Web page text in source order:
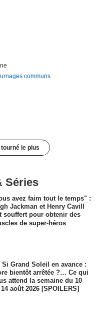
communs
le plus
Séries
avez faim tout le temps" :
Jackman et Henry Cavill
souffert pour obtenir des
de super-héros
Si Grand Soleil en avance :
bientôt arrêtée ?… Ce qui
attend la semaine du 10
août 2026 [SPOILERS]